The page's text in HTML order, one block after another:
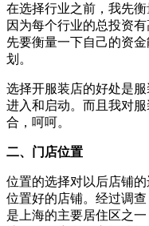
在选择行业之前，我先衡
因为每个行业的总投资
先要衡量一下自己的资
划。
选择开服装店的好处是
进入和启动。而且我对
合，呵呵。
二、门店位置
位置的选择对以后店铺
位置好的店铺。经过调
是上海的主要居住区之